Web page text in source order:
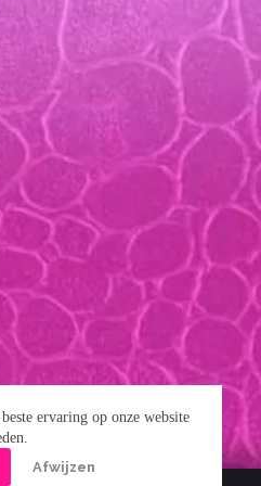
ervaring op onze website
Afwijzen
39 Privacybeleid